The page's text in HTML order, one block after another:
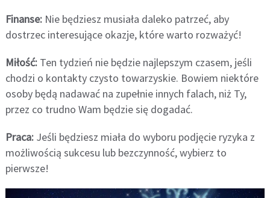
Finanse:Nie będziesz musiała daleko patrzeć, aby
dostrzec interesujące okazje, które warto rozważyć!
Miłość:Ten tydzień nie będzie najlepszym czasem, jeśli
chodzi o kontakty czysto towarzyskie. Bowiem niektóre
osoby będą nadawać na zupełnie innych falach, niż Ty,
przez co trudno Wam będzie się dogadać.
Praca:Jeśli będziesz miała do wyboru podjęcie ryzyka z
możliwością sukcesu lub bezczynność, wybierz to
pierwsze!